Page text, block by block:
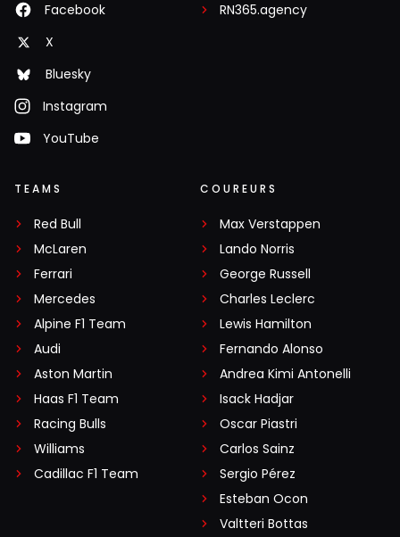
Facebook
X
Bluesky
Instagram
YouTube
RN365.agency
TEAMS
Red Bull
McLaren
Ferrari
Mercedes
Alpine F1 Team
Audi
Aston Martin
Haas F1 Team
Racing Bulls
Williams
Cadillac F1 Team
COUREURS
Max Verstappen
Lando Norris
George Russell
Charles Leclerc
Lewis Hamilton
Fernando Alonso
Andrea Kimi Antonelli
Isack Hadjar
Oscar Piastri
Carlos Sainz
Sergio Pérez
Esteban Ocon
Valtteri Bottas